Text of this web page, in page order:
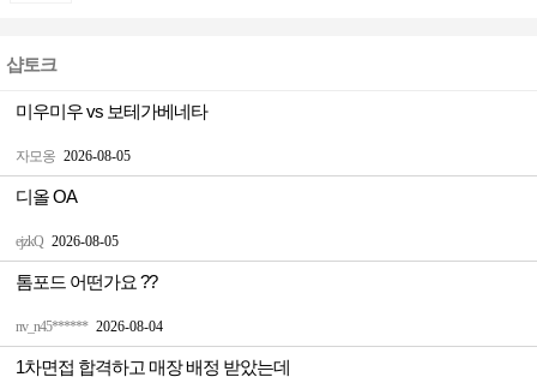
샵토크
자모옹 2026-08-05
미우미우 vs 보테가베네타
ejzkQ 2026-08-05
디올 OA
nv_n45****** 2026-08-04
톰포드 어떤가요 ??
1차면접 합격하고 매장 배정 받았는데